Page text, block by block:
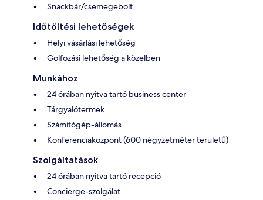
Snackbár/csemegebolt
Időtöltési lehetőségek
Helyi vásárlási lehetőség
Golfozási lehetőség a közelben
Munkához
24 órában nyitva tartó business center
Tárgyalótermek
Számítógép-állomás
Konferenciaközpont (600 négyzetméter területű)
Szolgáltatások
24 órában nyitva tartó recepció
Concierge-szolgálat